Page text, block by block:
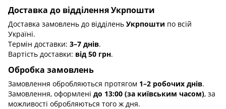
Доставка до відділення Укрпошти
Доставка замовлень до відділень Укрпошти по всій
Україні.
Термін доставки: 3–7 днів.
Вартість доставки: від 50 грн.
Обробка замовлень
Замовлення обробляються протягом 1–2 робочих днів.
Замовлення, оформлені до 13:00 (за київським часом), за
можливості обробляються того ж дня.